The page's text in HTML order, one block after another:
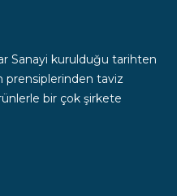
Sanayi kurulduğu tarihten
taviz
bir çok şirkete